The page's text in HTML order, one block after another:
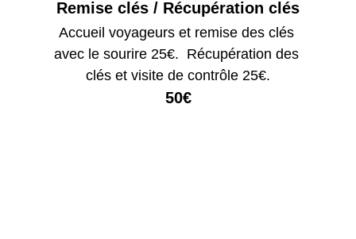
50€
Remise clés / Récupération clés
Accueil voyageurs et remise des clés
avec le sourire 25€.  Récupération des
clés et visite de contrôle 25€.